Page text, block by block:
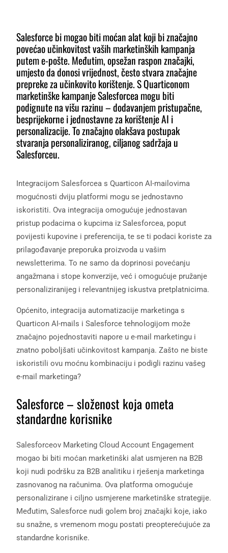
Salesforce bi mogao biti moćan alat koji bi značajno
povećao učinkovitost vaših marketinških kampanja
putem e-pošte. Međutim, opsežan raspon značajki,
umjesto da donosi vrijednost, često stvara značajne
prepreke za učinkovito korištenje. S Quarticonom
marketinške kampanje Salesforcea mogu biti
podignute na višu razinu – dodavanjem pristupačne,
besprijekorne i jednostavne za korištenje AI i
personalizacije. To značajno olakšava postupak
stvaranja personaliziranog, ciljanog sadržaja u
Salesforceu.
Integracijom Salesforcea s Quarticon AI-mailovima
mogućnosti dviju platformi mogu se jednostavno
iskoristiti. Ova integracija omogućuje jednostavan
pristup podacima o kupcima iz Salesforcea, poput
povijesti kupovine i preferencija, te se ti podaci koriste za
prilagođavanje preporuka proizvoda u vašim
newsletterima. To ne samo da doprinosi povećanju
angažmana i stope konverzije, već i omogućuje pružanje
personaliziranijeg i relevantnijeg iskustva pretplatnicima.
Općenito, integracija automatizacije marketinga s
Quarticon AI-mails i Salesforce tehnologijom može
značajno pojednostaviti napore u e-mail marketingu i
znatno poboljšati učinkovitost kampanja. Zašto ne biste
iskoristili ovu moćnu kombinaciju i podigli razinu vašeg
e-mail marketinga?
Salesforce – složenost koja ometa
standardne korisnike
Salesforceov Marketing Cloud Account Engagement
mogao bi biti moćan marketinški alat usmjeren na B2B
koji nudi podršku za B2B analitiku i rješenja marketinga
zasnovanog na računima. Ova platforma omogućuje
personalizirane i ciljno usmjerene marketinške strategije.
Međutim, Salesforce nudi golem broj značajki koje, iako
su snažne, s vremenom mogu postati preopterećujuće za
standardne korisnike.